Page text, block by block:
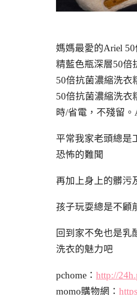
媽媽最愛的Ariel
精藍色瓶深層50倍
50倍抗菌濃縮洗衣
50倍抗菌濃縮洗衣
時/省電，不殘留
平常我家老頭總是
恐怖的難聞
再加上身上的髒污
孩子玩耍總是不顧
回到家不免也是乳
洗衣的魅力吧
pchome： http://
momo購物網：